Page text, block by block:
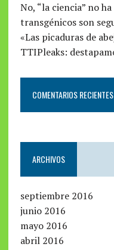
No, “la ciencia” no
transgénicos son
«Las picaduras de
TTIPleaks:
COMENTARIOS RECIENTES
ARCHIVOS
septiembre 2016
junio 2016
mayo 2016
abril 2016